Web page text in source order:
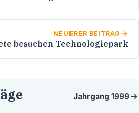
NEUERER BEITRAG
besuchen Technologiepark
Jahrgang 1999